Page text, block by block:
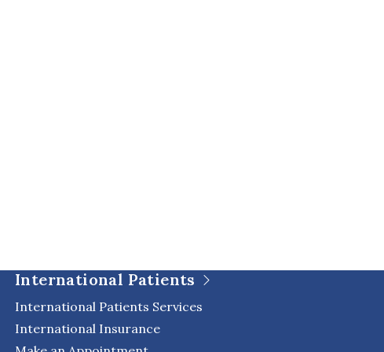
International Patients
International Patients Services
International Insurance